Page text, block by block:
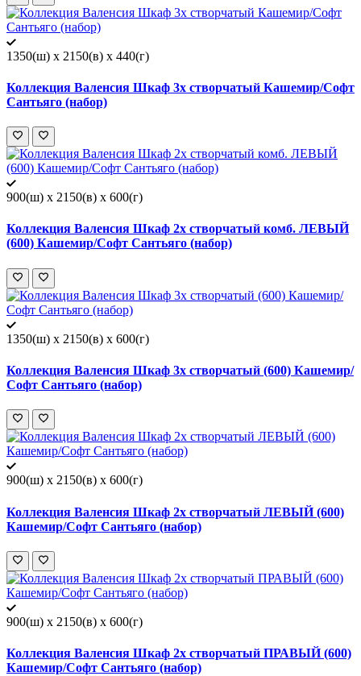
1350(ш) x 2150(в) x 440(г)
Коллекция Валенсия Шкаф 3х створчатый Кашемир/Софт
Сантьяго (набор)
900(ш) x 2150(в) x 600(г)
Коллекция Валенсия Шкаф 2х створчатый комб. ЛЕВЫЙ
(600) Кашемир/Софт Сантьяго (набор)
1350(ш) x 2150(в) x 600(г)
Коллекция Валенсия Шкаф 3х створчатый (600) Кашемир/
Софт Сантьяго (набор)
900(ш) x 2150(в) x 600(г)
Коллекция Валенсия Шкаф 2х створчатый ЛЕВЫЙ (600)
Кашемир/Софт Сантьяго (набор)
900(ш) x 2150(в) x 600(г)
Коллекция Валенсия Шкаф 2х створчатый ПРАВЫЙ (600)
Кашемир/Софт Сантьяго (набор)